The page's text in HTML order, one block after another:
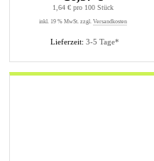
Lieferzeit: 3-5 Tage*
1,64 € pro 100 Stück
inkl. 19 % MwSt. zzgl. Versandkosten